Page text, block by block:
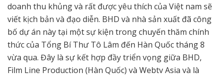
doanh thu khủng và rất được yêu thích của Việt nam sẽ
viết kịch bản và đạo diễn. BHD và nhà sản xuất đã công
bố dự án này tại một sự kiện trong chuyến thăm chính
thức của Tổng Bí Thư Tô Lâm đến Hàn Quốc tháng 8
vừa qua. Đây là sự kết hợp đầy triển vọng giữa BHD,
Film Line Production (Hàn Quốc) và Webtv Asia và là